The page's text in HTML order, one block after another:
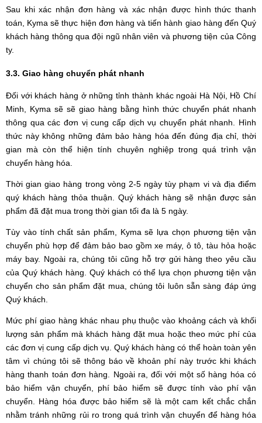
Sau khi xác nhận đơn hàng và xác nhận được hình thức thanh
toán, Kyma sẽ thực hiện đơn hàng và tiến hành giao hàng đến Quý
khách hàng thông qua đội ngũ nhân viên và phương tiện của Công
ty.
3.3. Giao hàng chuyển phát nhanh
Đối với khách hàng ở những tỉnh thành khác ngoài Hà Nội, Hồ Chí
Minh, Kyma sẽ sẽ giao hàng bằng hình thức chuyển phát nhanh
thông qua các đơn vị cung cấp dịch vụ chuyển phát nhanh. Hình
thức này không những đảm bảo hàng hóa đến đúng địa chỉ, thời
gian mà còn thể hiện tính chuyên nghiệp trong quá trình vận
chuyển hàng hóa.
Thời gian giao hàng trong vòng 2-5 ngày tùy phạm vi và địa điểm
quý khách hàng thỏa thuận. Quý khách hàng sẽ nhận được sản
phẩm đã đặt mua trong thời gian tối đa là 5 ngày.
Tùy vào tính chất sản phẩm, Kyma sẽ lựa chọn phương tiện vận
chuyển phù hợp để đảm bảo bao gồm xe máy, ô tô, tàu hỏa hoặc
máy bay. Ngoài ra, chúng tôi cũng hỗ trợ gửi hàng theo yêu cầu
của Quý khách hàng. Quý khách có thể lựa chọn phương tiện vận
chuyển cho sản phẩm đặt mua, chúng tôi luôn sẵn sàng đáp ứng
Quý khách.
Mức phí giao hàng khác nhau phụ thuộc vào khoảng cách và khối
lượng sản phẩm mà khách hàng đặt mua hoặc theo mức phí của
các đơn vị cung cấp dịch vụ. Quý khách hàng có thể hoàn toàn yên
tâm vì chúng tôi sẽ thông báo về khoản phí này trước khi khách
hàng thanh toán đơn hàng. Ngoài ra, đối với một số hàng hóa có
bảo hiểm vận chuyển, phí bảo hiểm sẽ được tính vào phí vận
chuyển. Hàng hóa được bảo hiểm sẽ là một cam kết chắc chắn
nhằm tránh những rủi ro trong quá trình vận chuyển để hàng hóa